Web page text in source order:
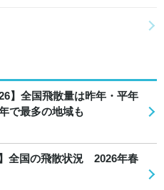
】全国飛散量は昨年・平年
で最多の地域も
】全国の飛散状況 2026年春